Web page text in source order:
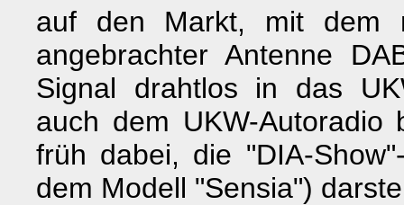
auf den Markt, mit dem
angebrachter Antenne
Signal drahtlos in das
auch dem UKW-
früh dabei, die "DIA-
dem Modell "Sensia")